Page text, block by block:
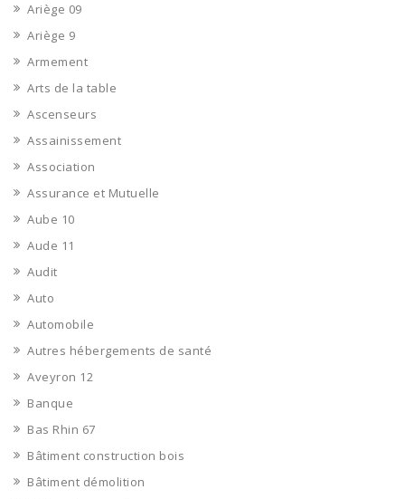
Ariège 09
Ariège 9
Armement
Arts de la table
Ascenseurs
Assainissement
Association
Assurance et Mutuelle
Aube 10
Aude 11
Audit
Auto
Automobile
Autres hébergements de santé
Aveyron 12
Banque
Bas Rhin 67
Bâtiment construction bois
Bâtiment démolition